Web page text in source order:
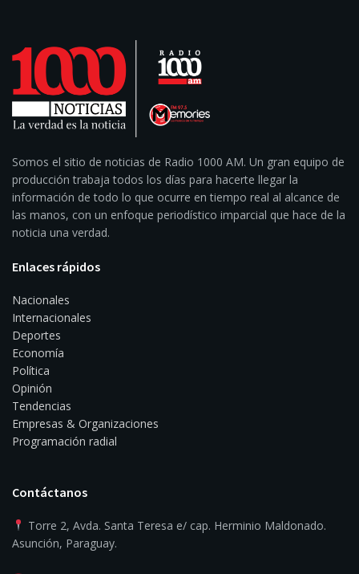
Somos el sitio de noticias de Radio 1000 AM. Un gran equipo de
producción trabaja todos los días para hacerte llegar la
información de todo lo que ocurre en tiempo real al alcance de
las manos, con un enfoque periodístico imparcial que hace de la
noticia una verdad.
Enlaces rápidos
Nacionales
Internacionales
Deportes
Economía
Política
Opinión
Tendencias
Empresas & Organizaciones
Programación radial
Contáctanos
Torre 2, Avda. Santa Teresa e/ cap. Herminio Maldonado.
Asunción, Paraguay.